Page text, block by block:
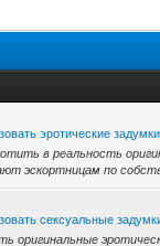
эротические задумки
в реальность
эскортницам по
сексуальные
оригинальные